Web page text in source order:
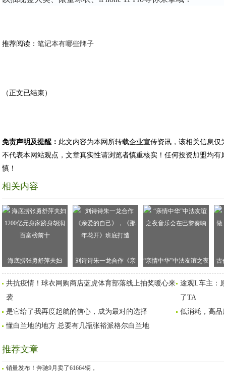
推荐阅读：笔记本有哪些牌子
（正文已结束）
免责声明及提醒： 此文内容为本网所转载企业宣传资讯，该相关信息仅
不代表本网站观点，文章真实性请浏览者慎重核实！任何投资加盟均有
慎！
相关内容
海底捞张勇舒萍夫妇
1200亿元身家跻身胡润
百富榜前十
刘诗诗朱一龙合作《亲
爱的自己》，《那年花
开》班底打造
“亲情中华”中法友谊之夜
音乐会在巴黎奏响
古
这
共抗疫情！球衣网购商店蓝虎体育部落线上抽奖暖心来
袭
途观L车主：
了TA
是它给了我再度起航的信心，成为最对的选择
低消耗，高品
懂白兰地的地方 总要有几瓶张裕派格尔白兰地
推荐文章
销量发布！奔驰9月卖了61664辆，